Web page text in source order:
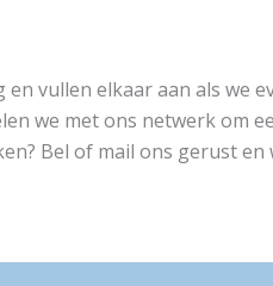
vullen elkaar aan als we
we met ons netwerk om
Bel of mail ons gerust en